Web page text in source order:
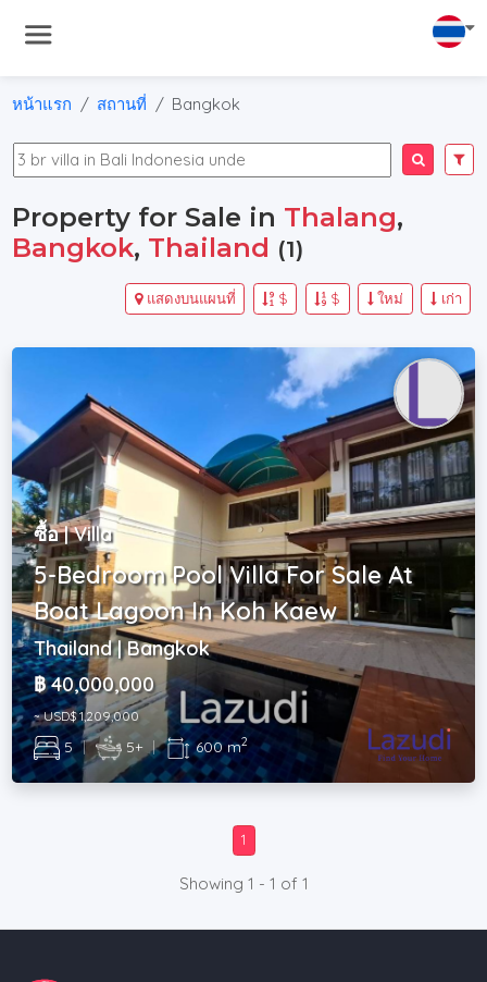
หน้าแรก สถานที่ Bangkok
Property for Sale in Thalang,
Bangkok, Thailand (1)
เก่า
ใหม่
$
$
แสดงบนแผนที่
ซื้อ | Villa
5-Bedroom Pool Villa For Sale At
Boat Lagoon In Koh Kaew
Thailand | Bangkok
฿ 40,000,000
~ USD$ 1,209,000
5 | 5+ | 600 m2
1
Showing 1 - 1 of 1